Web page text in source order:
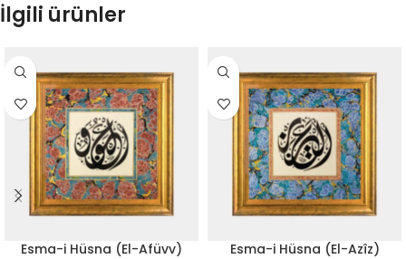
İlgili ürünler
Esma-i Hüsna (El-Afüvv)
Esma-i Hüsna (El-Azîz)